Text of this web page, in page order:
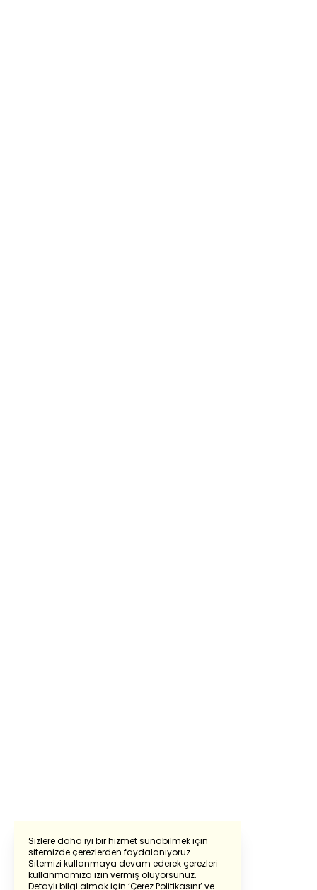
Sizlere daha iyi bir hizmet sunabilmek için
sitemizde çerezlerden faydalanıyoruz.
Sitemizi kullanmaya devam ederek çerezleri
kullanmamıza izin vermiş oluyorsunuz.
Detaylı bilgi almak için ‘Çerez Politikasını’ve
Powered by Translate